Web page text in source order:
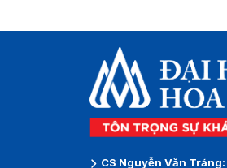
CS Nguyễn Văn Tráng: